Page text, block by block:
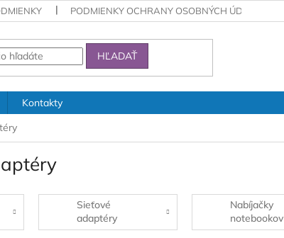
PODMIENKY OCHRANY OSOBNÝCH ÚDAJOV
HĽADAŤ
Kontakty
Sieťové
adaptéry
Nabíjačky
notebookov